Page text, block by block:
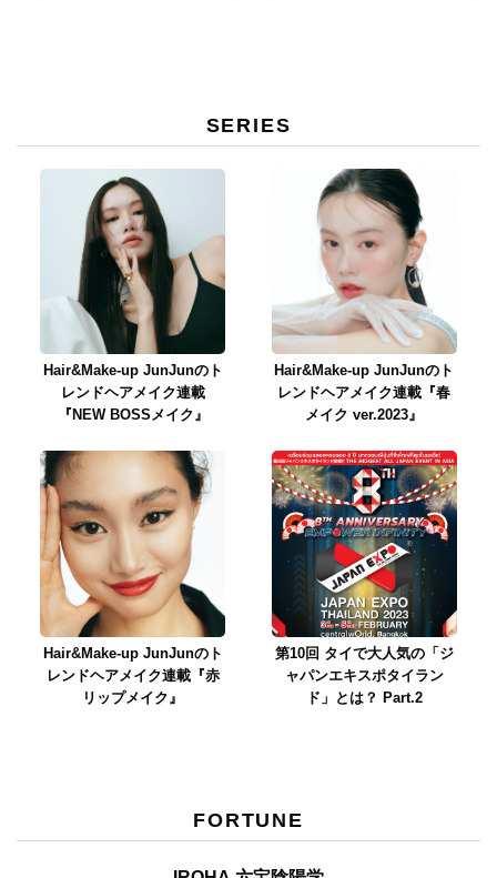
SERIES
Hair&Make-up JunJunのト
レンドヘアメイク連載
『NEW BOSSメイク』
Hair&Make-up JunJunのト
レンドヘアメイク連載『春
メイク ver.2023』
Hair&Make-up JunJunのト
レンドヘアメイク連載『赤
リップメイク』
第10回 タイで大人気の「ジ
ャパンエキスポタイラン
ド」とは？ Part.2
FORTUNE